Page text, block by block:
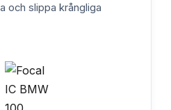
och slippa krångliga